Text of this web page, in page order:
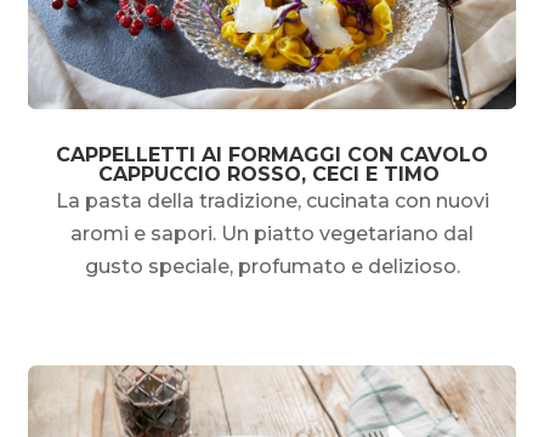
CAPPELLETTI AI FORMAGGI CON CAVOLO
CAPPUCCIO ROSSO, CECI E TIMO
La pasta della tradizione, cucinata con nuovi
aromi e sapori. Un piatto vegetariano dal
gusto speciale, profumato e delizioso.